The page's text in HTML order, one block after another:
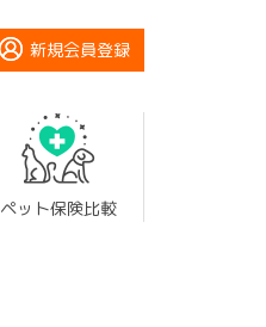
新規会員登録
ペット保険比較